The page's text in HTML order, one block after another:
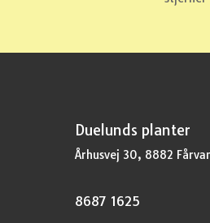
Duelunds planter
Århusvej 30, 8882
8687 1625